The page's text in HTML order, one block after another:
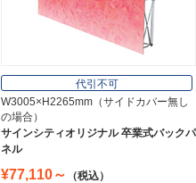
オフィス用品
Office Supplies
ステンレス切文字
Stainless Sign
代引不可
W3005×H2265mm（サイドカバー無し
の場合）
サインシティオリジナル 卒業式バックパ
ネル
¥77,110～
（税込）